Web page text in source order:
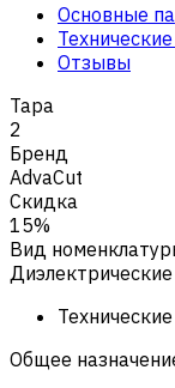
Основные
Отзывы
Тара
2
Бренд
AdvaCut
Скидка
15%
Вид
Общее